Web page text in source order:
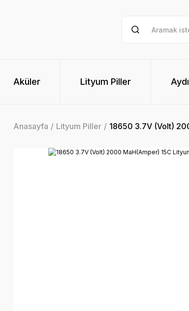
Aküler Lityum Piller
Anasayfa Lityum Piller 18650 3.7V (Volt)